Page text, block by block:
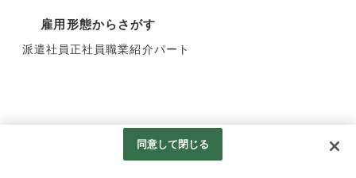
雇用形態からさがす
派遣社員正社員職業紹介パート
© 株式会社ファイン
Googleアナリティクスの利用について
同意して閉じる